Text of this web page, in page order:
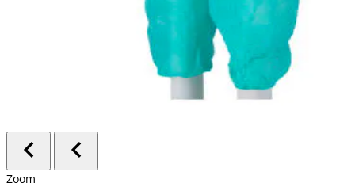
Zoom